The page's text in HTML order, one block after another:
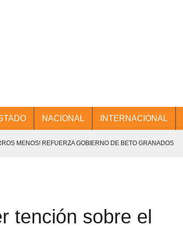
NACIONAL INTERNACIONAL
MENOS! REFUERZA GOBIERNO DE BETO GRANADOS
BETO GRANADOS MESA DE TRABAJO CON PRESIDENTES
tención sobre el